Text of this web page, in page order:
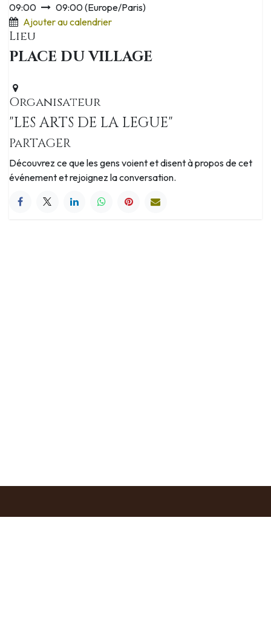
09:00 09:00(Europe/Paris)
Ajouter au calendrier
Lieu
PLACE DU VILLAGE
Organisateur
"LES ARTS DE LA LEGUE"
PaRTAGER
Découvrez ce que les gens voient et disent à propos de cet
événement et rejoignez la conversation.